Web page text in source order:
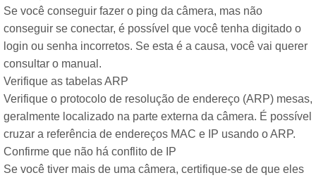
Se você conseguir fazer o ping da câmera, mas não
conseguir se conectar, é possível que você tenha digitado o
login ou senha incorretos. Se esta é a causa, você vai querer
consultar o manual.
Verifique as tabelas ARP
Verifique o protocolo de resolução de endereço (ARP) mesas,
geralmente localizado na parte externa da câmera. É possível
cruzar a referência de endereços MAC e IP usando o ARP.
Confirme que não há conflito de IP
Se você tiver mais de uma câmera, certifique-se de que eles